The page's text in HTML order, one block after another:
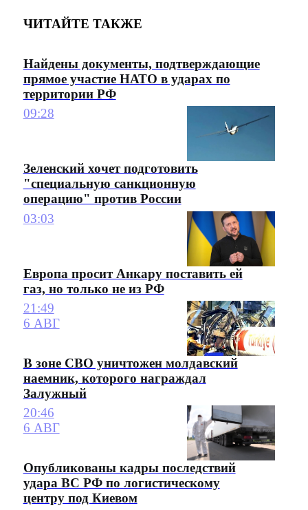
ЧИТАЙТЕ ТАКЖЕ
Найдены документы, подтверждающие
прямое участие НАТО в ударах по
территории РФ
09:28
Зеленский хочет подготовить
"специальную санкционную
операцию" против России
03:03
Европа просит Анкару поставить ей
газ, но только не из РФ
21:49
6 АВГ
В зоне СВО уничтожен молдавский
наемник, которого награждал
Залужный
20:46
6 АВГ
Опубликованы кадры последствий
удара ВС РФ по логистическому
центру под Киевом